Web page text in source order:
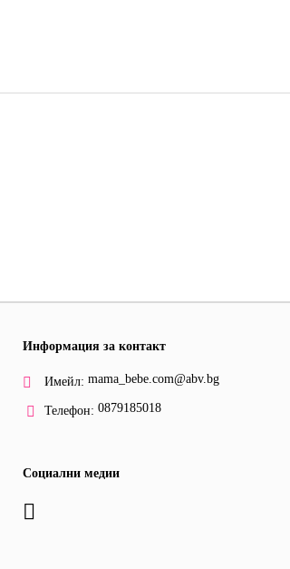
Информация за контакт
Имейл: mama_bebe.com@abv.bg
Телефон: 0879185018
Социални медии